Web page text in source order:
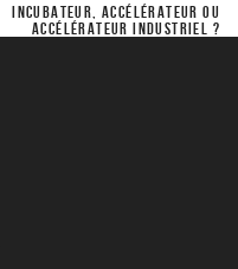
INCUBATEUR, ACCÉLÉRATEUR OU
ACCÉLÉRATEUR INDUSTRIEL ?